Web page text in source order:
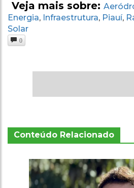
Veja mais sobre:
Energia, Infraestrutura, Piauí,
Solar
0
Conteúdo Relacionado